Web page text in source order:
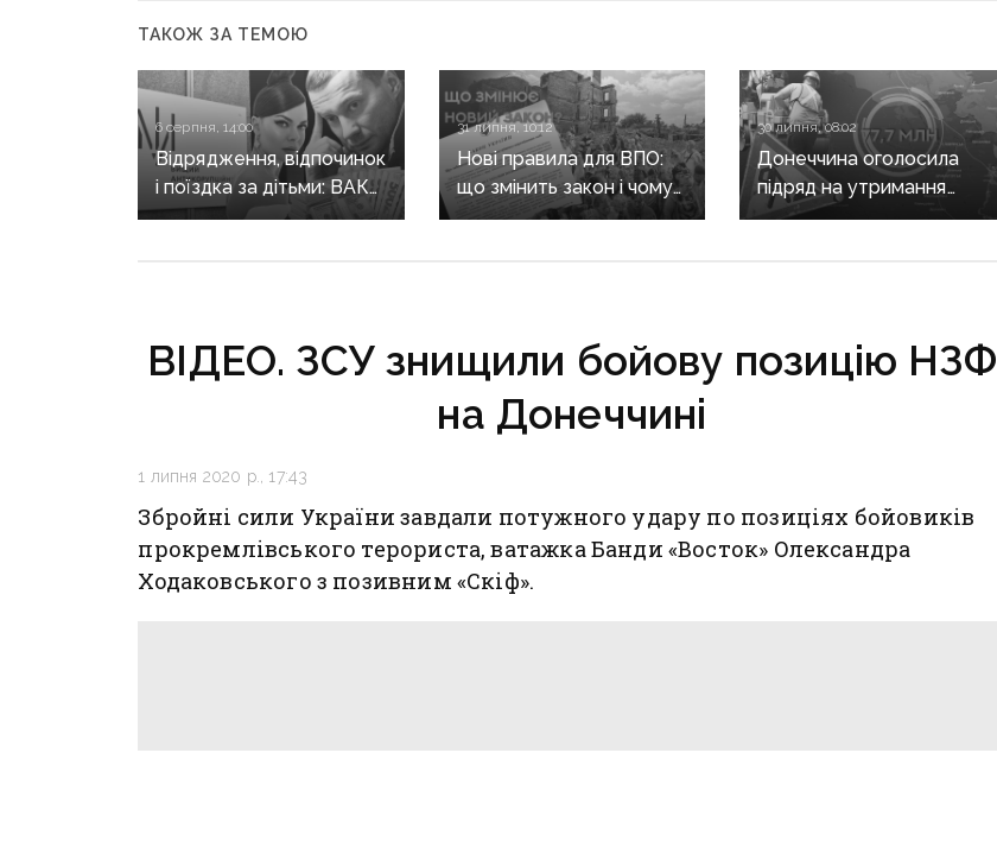
ТАКОЖ ЗА ТЕМОЮ
6 серпня, 14:00
Відрядження, відпочинок
і поїздка за дітьми: ВАКС
знову відмовив
31 липня, 10:12
Нові правила для ВПО:
що змінить закон і чому
він ще не гарантує
30 липня, 08:02
Донеччина оголосила
підряд на утримання
дороги
ВІДЕО. ЗСУ знищили бойову позицію НЗФ
на Донеччині
1 липня 2020 р., 17:43
Збройні сили України завдали потужного удару по позиціях бойовиків
прокремлівського терориста, ватажка Банди «Восток» Олександра
Ходаковського з позивним «Скіф».